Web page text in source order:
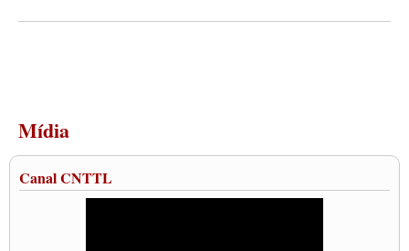
Mídia
Canal CNTTL